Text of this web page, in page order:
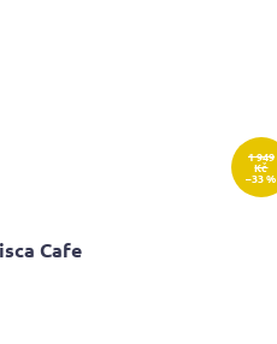
1 949
Kč
–33 %
Cafe